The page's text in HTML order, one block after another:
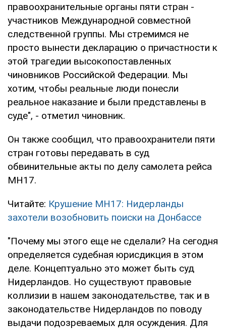
правоохранительные органы пяти стран -
участников Международной совместной
следственной группы. Мы стремимся не
просто вынести декларацию о причастности к
этой трагедии высокопоставленных
чиновников Российской Федерации. Мы
хотим, чтобы реальные люди понесли
реальное наказание и были представлены в
суде", - отметил чиновник.
Он также сообщил, что правоохранители пяти
стран готовы передавать в суд
обвинительные акты по делу самолета рейса
МН17.
Читайте: Крушение MH17: Нидерланды
захотели возобновить поиски на Донбассе
"Почему мы этого еще не сделали? На сегодня
определяется судебная юрисдикция в этом
деле. Концептуально это может быть суд
Нидерландов. Но существуют правовые
коллизии в нашем законодательстве, так и в
законодательстве Нидерландов по поводу
выдачи подозреваемых для осуждения. Для